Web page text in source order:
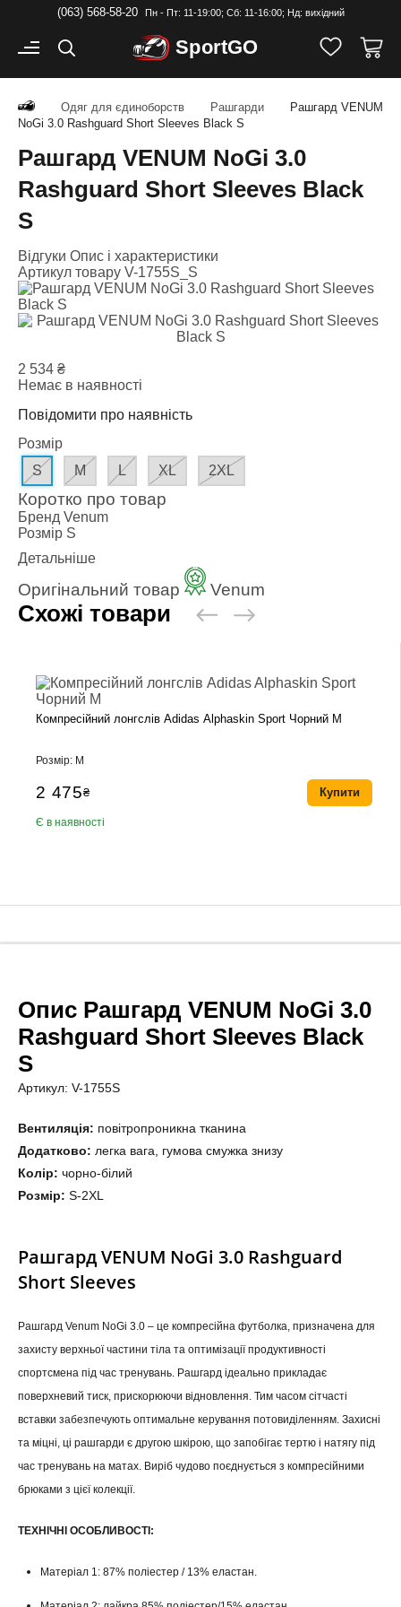
(063) 568-58-20 Пн - Пт: 11-19:00; Cб: 11-16:00; Нд: вихідний
SportGO
Одяг для єдиноборств Рашгарди
Рашгард VENUM
NoGi 3.0 Rashguard Short Sleeves Black S
Рашгард VENUM NoGi 3.0
Rashguard Short Sleeves Black
S
Відгуки Опис і характеристики
Артикул товару V-1755S_S
2 534 ₴
Немає в наявності
Повідомити про наявність
Розмір
S
M L XL 2XL
Коротко про товар
Бренд Venum
Розмір S
Детальніше
Оригінальний товар Venum
Схожі товари
Компресійний лонгслів Adidas Alphaskin Sport Чорний M
Розмір: M
2 475₴
Є в наявності
Купити
Опис Рашгард VENUM NoGi 3.0
Rashguard Short Sleeves Black
S
Артикул: V-1755S
Вентиляція: повітропроникна тканина
Додатково: легка вага, гумова смужка знизу
Колір: чорно-білий
Розмір: S-2XL
Рашгард VENUM NoGi 3.0 Rashguard
Short Sleeves
Рашгард Venum NoGi 3.0 – це компресійна футболка, призначена для
захисту верхньої частини тіла та оптимізації продуктивності
спортсмена під час тренувань. Рашгард ідеально прикладає
поверхневий тиск, прискорюючи відновлення. Тим часом сітчасті
вставки забезпечують оптимальне керування потовиділенням. Захисні
та міцні, ці рашгарди є другою шкірою, що запобігає тертю і натягу під
час тренувань на матах. Виріб чудово поєднується з компресійними
брюками з цієї колекції.
ТЕХНІЧНІ ОСОБЛИВОСТІ:
Матеріал 1: 87% поліестер / 13% еластан.